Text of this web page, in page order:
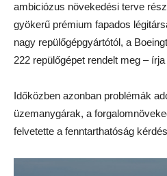
ambiciózus növekedési terve
gyökerű prémium fapados
nagy repülőgépgyártótól, a
222 repülőgépet rendelt meg – írja
Időközben azonban problémák
üzemanygárak, a
felvetette a fenntarthatóság